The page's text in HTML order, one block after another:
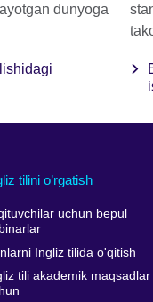
dunyoga
tilini o’rgatish
uchun bepul
Ingliz tilida o'qitish
tili akademik maqsadlar